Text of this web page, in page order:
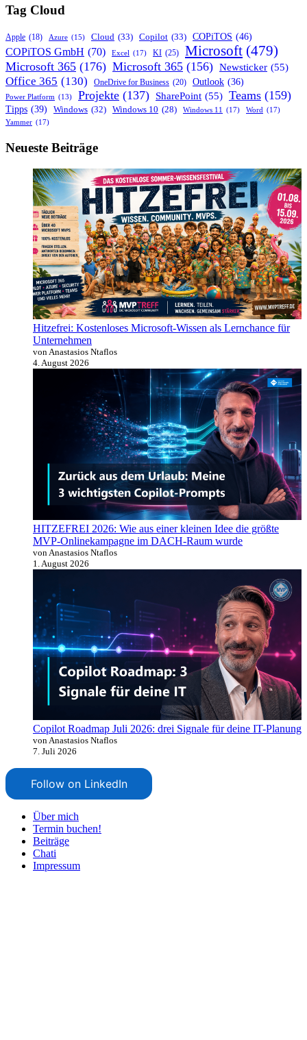
Tag Cloud
Apple (18) Azure (15) Cloud (33) Copilot (33) COPiTOS (46)
COPiTOS GmbH (70) Excel (17) KI (25) Microsoft (479)
Microsoft 365 (176) Microsoft 365 (156) Newsticker (55)
Office 365 (130) OneDrive for Business (20) Outlook (36)
Power Platform (13) Projekte (137) SharePoint (55) Teams (159)
Tipps (39) Windows (32) Windows 10 (28) Windows 11 (17) Word (17)
Yammer (17)
Neueste Beiträge
Hitzefrei: Kostenloses Microsoft-Wissen als Lernchance für
Unternehmen
von Anastasios Ntaflos
4. August 2026
HITZEFREI 2026: Wie aus einer kleinen Idee die größte
MVP-Onlinekampagne im DACH-Raum wurde
von Anastasios Ntaflos
1. August 2026
Copilot Roadmap Juli 2026: drei Signale für deine IT-Planung
von Anastasios Ntaflos
7. Juli 2026
Follow on LinkedIn
Über mich
Termin buchen!
Beiträge
Chati
Impressum